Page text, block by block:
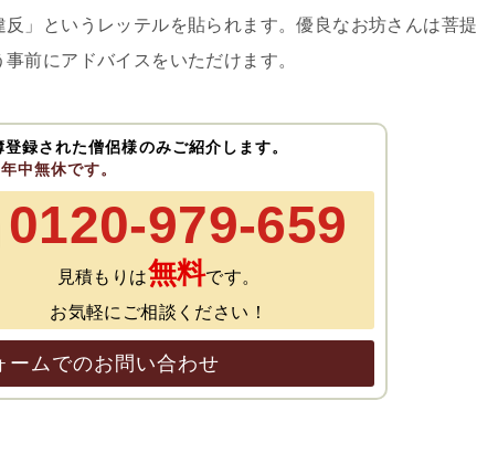
」というレッテルを貼られます。優良なお坊さんは菩提
前にアドバイスをいただけます。
登録された僧侶様のみご紹介します。
中無休です。
0120-979-659
見積もりは無料です。
お気軽にご相談ください！
ームでのお問い合わせ